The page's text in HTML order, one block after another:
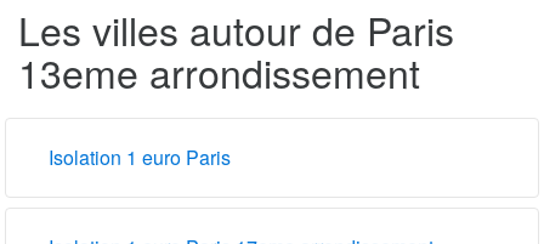
Les villes autour de Paris
13eme arrondissement
Isolation 1 euro Paris